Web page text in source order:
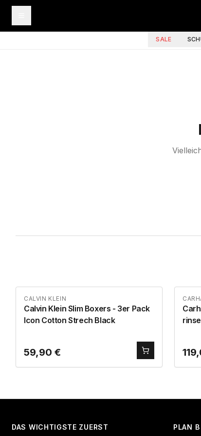
SALE
CALVIN KLEIN
Calvin Klein Slim Boxers - 3er Pack
Icon Cotton Strech Black
59,90 €
DAS WICHTIGSTE ZUERST PLAN B